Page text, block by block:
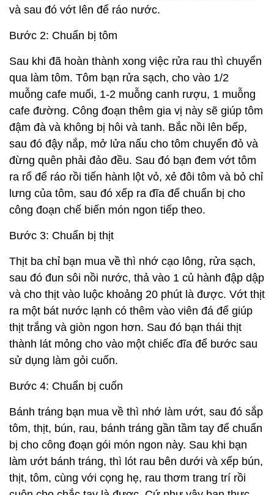
và sau đó vớt lên để ráo nước.
Bước 2: Chuẩn bị tôm
Sau khi đã hoàn thành xong việc rửa rau thì chuyển
qua làm tôm. Tôm bạn rửa sạch, cho vào 1/2
muỗng cafe muối, 1-2 muỗng canh rượu, 1 muỗng
cafe đường. Công đoạn thêm gia vị này sẽ giúp tôm
đậm đà và không bị hôi và tanh. Bắc nồi lên bếp,
sau đó đậy nắp, mở lửa nấu cho tôm chuyển đỏ và
đừng quên phải đảo đều. Sau đó bạn đem vớt tôm
ra rổ để ráo rồi tiến hành lột vỏ, xẻ đôi tôm và bỏ chỉ
lưng của tôm, sau đó xếp ra đĩa để chuẩn bị cho
công đoạn chế biến món ngon tiếp theo.
Bước 3: Chuẩn bị thịt
Thịt ba chỉ bạn mua về thì nhớ cạo lông, rửa sạch,
sau đó đun sôi nồi nước, thả vào 1 củ hành đập dập
và cho thịt vào luộc khoảng 20 phút là được. Vớt thịt
ra một bát nước lạnh có thêm vào viên đá để giúp
thịt trắng và giòn ngon hơn. Sau đó bạn thái thịt
thành lát mỏng cho vào một chiếc đĩa để bước sau
sử dụng làm gỏi cuốn.
Bước 4: Chuẩn bị cuốn
Bánh tráng bạn mua về thì nhớ làm ướt, sau đó sắp
tôm, thịt, bún, rau, bánh tráng gần tầm tay để chuẩn
bị cho công đoạn gói món ngon này. Sau khi bạn
làm ướt bánh tráng, thì lót rau bên dưới và xếp bún,
thịt, tôm, cùng với cọng hẹ, rau thơm trang trí rồi